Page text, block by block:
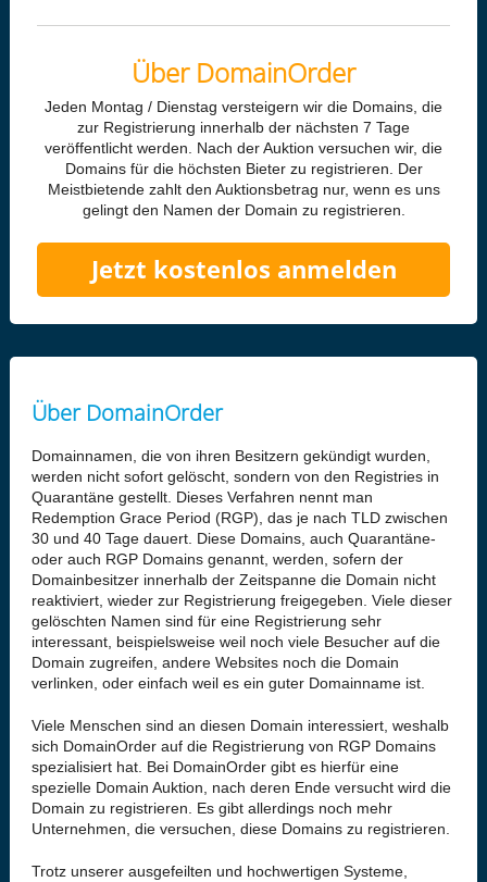
Über DomainOrder
Jeden Montag / Dienstag versteigern wir die Domains, die
zur Registrierung innerhalb der nächsten 7 Tage
veröffentlicht werden. Nach der Auktion versuchen wir, die
Domains für die höchsten Bieter zu registrieren. Der
Meistbietende zahlt den Auktionsbetrag nur, wenn es uns
gelingt den Namen der Domain zu registrieren.
Jetzt kostenlos anmelden
Über DomainOrder
Domainnamen, die von ihren Besitzern gekündigt wurden,
werden nicht sofort gelöscht, sondern von den Registries in
Quarantäne gestellt. Dieses Verfahren nennt man
Redemption Grace Period (RGP), das je nach TLD zwischen
30 und 40 Tage dauert. Diese Domains, auch Quarantäne-
oder auch RGP Domains genannt, werden, sofern der
Domainbesitzer innerhalb der Zeitspanne die Domain nicht
reaktiviert, wieder zur Registrierung freigegeben. Viele dieser
gelöschten Namen sind für eine Registrierung sehr
interessant, beispielsweise weil noch viele Besucher auf die
Domain zugreifen, andere Websites noch die Domain
verlinken, oder einfach weil es ein guter Domainname ist.
Viele Menschen sind an diesen Domain interessiert, weshalb
sich DomainOrder auf die Registrierung von RGP Domains
spezialisiert hat. Bei DomainOrder gibt es hierfür eine
spezielle Domain Auktion, nach deren Ende versucht wird die
Domain zu registrieren. Es gibt allerdings noch mehr
Unternehmen, die versuchen, diese Domains zu registrieren.
Trotz unserer ausgefeilten und hochwertigen Systeme,